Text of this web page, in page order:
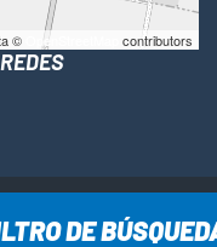
DE
© OpenStreetMap contributors